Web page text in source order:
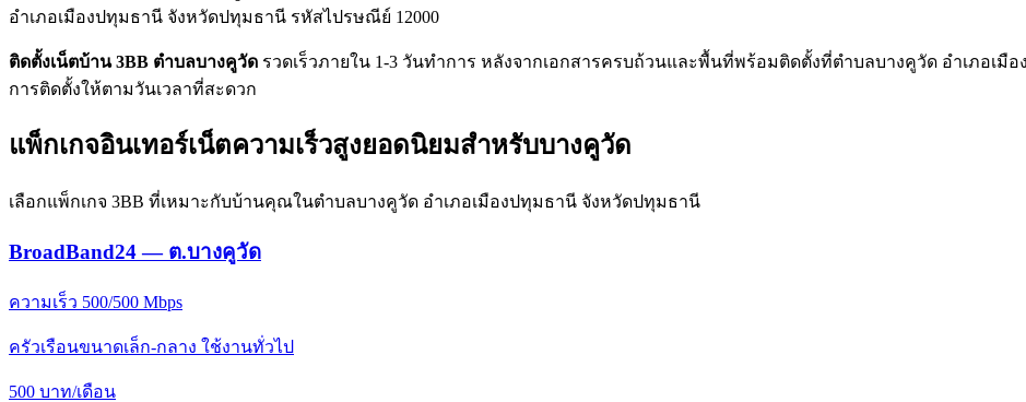
อำเภอเมืองปทุมธานี จังหวัดปทุมธานี รหัสไปรษณีย์ 12000
ติดตั้งเน็ตบ้าน 3BB ตำบลบางคูวัด รวดเร็วภายใน 1-3 วันทำการ หลังจากเอกสารครบถ้วนและพื้นที่พร้อมติดตั้งที่ตำบลบางคูวัด อำเภอเ
การติดตั้งให้ตามวันเวลาที่สะดวก
แพ็กเกจอินเทอร์เน็ตความเร็วสูงยอดนิยมสำหรับบางคูวัด
เลือกแพ็กเกจ 3BB ที่เหมาะกับบ้านคุณในตำบลบางคูวัด อำเภอเมืองปทุมธานี จังหวัดปทุมธานี
BroadBand24 — ต.บางคูวัด
ความเร็ว 500/500 Mbps
ครัวเรือนขนาดเล็ก-กลาง ใช้งานทั่วไป
500 บาท/เดือน